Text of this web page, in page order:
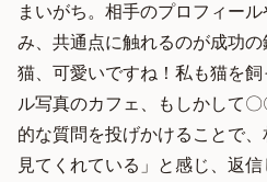
まいがち。相手のプロフィー
み、共通点に触れるのが成功
猫、可愛いですね！私も猫を
ル写真のカフェ、もしかして
的な質問を投げかけることで
見てくれている」と感じ、返